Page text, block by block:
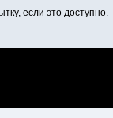
если это доступно.